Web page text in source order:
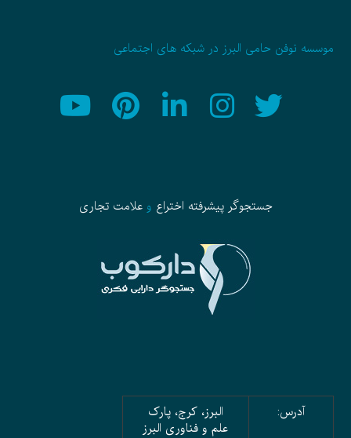
موسسه نوفن حامی البرز در شبکه های اجتماعی
جستجوگر پیشرفته اختراع وعلامت تجاری
آدرس:
البرز، کرج، پارک
علم و فناوری البرز